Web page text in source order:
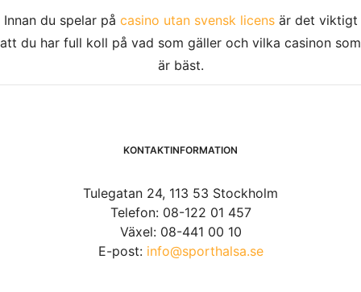
Innan du spelar på casino utan svensk licensär det viktigt
att du har full koll på vad som gäller och vilka casinon som
är bäst.
KONTAKTINFORMATION
Tulegatan 24, 113 53 Stockholm
Telefon: 08-122 01 457
Växel: 08-441 00 10
E-post: info@sporthalsa.se